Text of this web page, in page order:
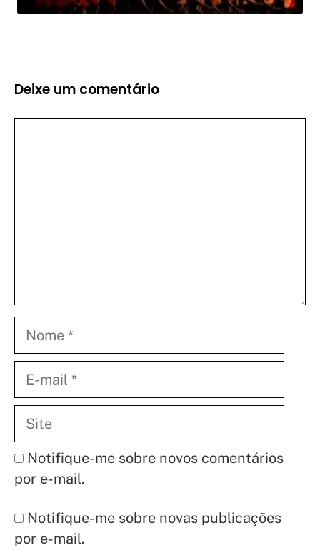
Deixe um comentário
mail
Notifique-me sobre novos comentários
por e-mail.
Notifique-me sobre novas publicações
por e-mail.